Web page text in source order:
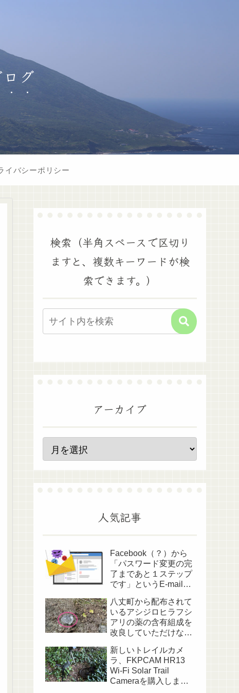
グ
イバシーポリシー
検索（半角スペースで区切り
ますと、複数キーワードが検
索できます。）
アーカイブ
人気記事
Facebook（？）から
「パスワード変更の完
了まであと１ステップ
です」というE-mailが
八丈町から配布されて
いるアシジロヒラフシ
アリの薬の含有組成を
改良していただけない
新しいトレイルカメ
ラ、FKPCAM HR13
Wi-Fi Solar Trail
Cameraを購入しまし